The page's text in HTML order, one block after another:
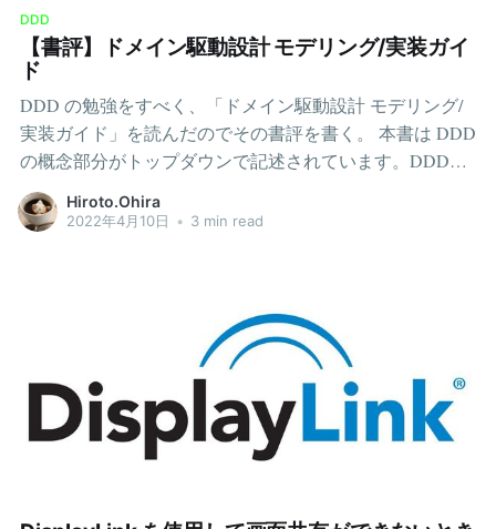
ります。
ジではこの理解で十分成り立ちます。スキーマ定義にお
ける1対多や多対多の関係の表現につてい記述されている
ジェクトの関係」なんだと覚えていればOKです。 この章
は飛ばしても良いと書きましたが、私は元々数学が好き
だったため、このような分野もあるんだと少し興味を持
って本章を読むことができました。余談ですが、エンジ
ニアの勉強が落ち着いたら数学の研究や勉強をするのも
は少しわかりずらいと感じてしまいました。 GraphQL に
は 3部の構成があります。スキーマ定義とクエリ、バック
エンドの実装です。 スキーマ定義では、GraphQLサーバ
ーで扱うスキーマを定義します。GraphQLのスキーマと
はAPIの構造です。どのようなエンドポイントがあり、ど
のようなリクエストを受け付け、どのようなレスポンス
DDD
【書評】ドメイン駆動設計 モデリング/実装ガイ
ド
DDD の勉強をすべく、「ドメイン駆動設計 モデリング/
実装ガイド」を読んだのでその書評を書く。 本書は DDD
の概念部分がトップダウンで記述されています。DDDの
概念を網羅しつつ、各概念の説明は必要十分な内容にと
どめているため、比較的軽量な印象です。しかし、DDD
とは、「モデリングを中心とした設計手法」です。モデ
リングを重要な設計手法と位置づけ、コードレベルでは
モデルをどう活かすかを考えます。 モデルを活かす手法
には私も同意です。個人開発でモデルオブジェクトを導
入したことがあるのですが、その利便性の高さには驚き
ました。コードの可読性、ロジックの再利用、テストの
読性は、いわゆるクラスの責務と関係しています。責務
Hiroto.Ohira
2022年4月10日 • 3 min read